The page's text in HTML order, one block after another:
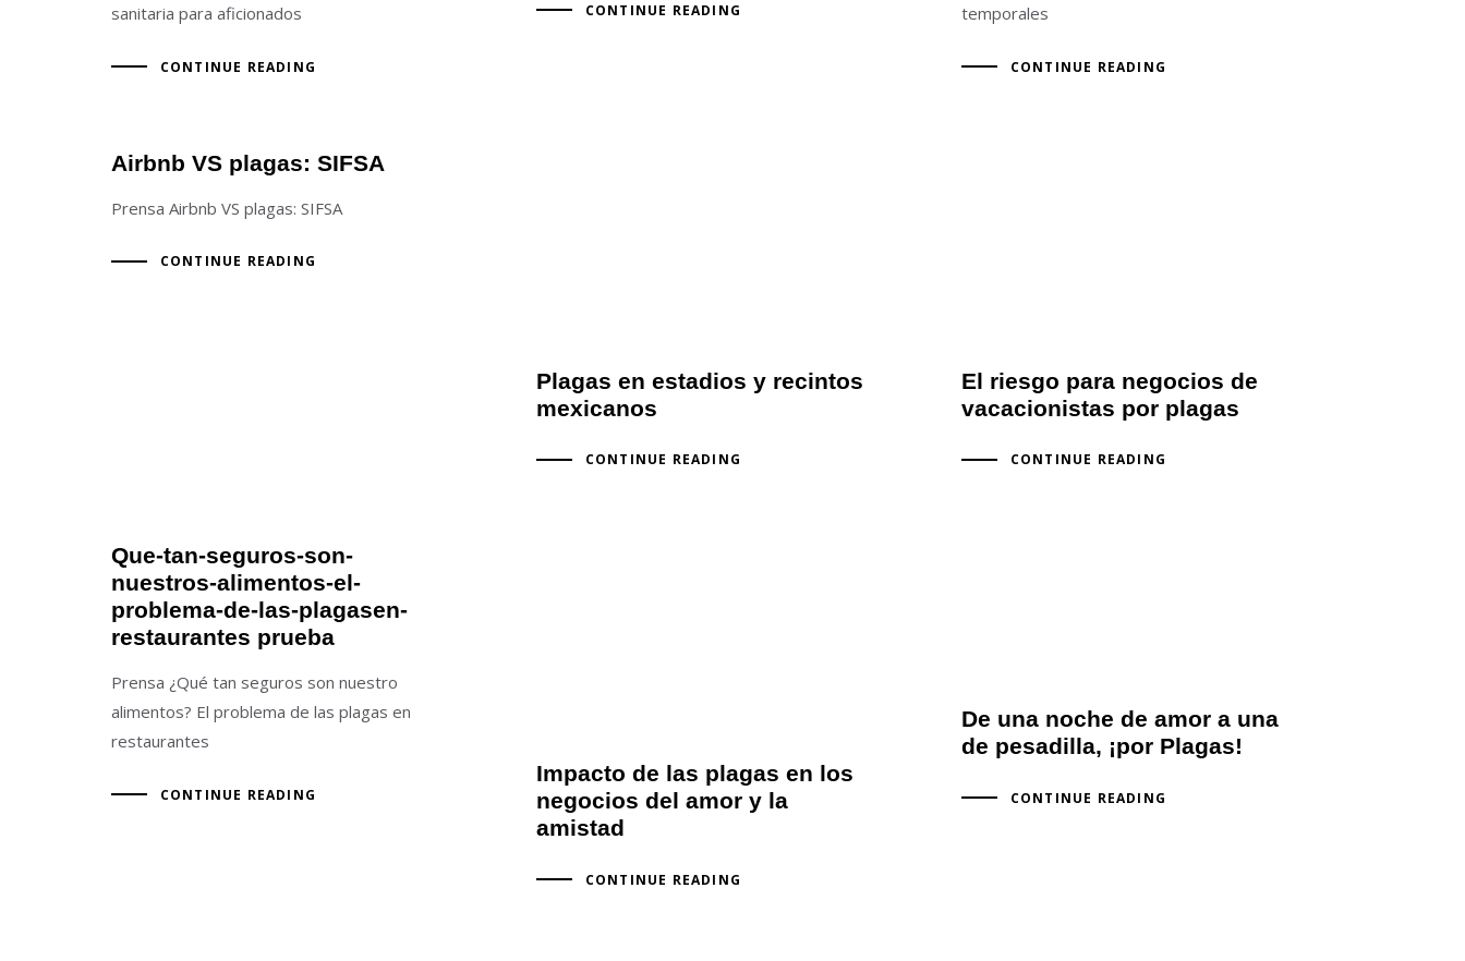
sanitaria para aficionados
CONTINUE READING
CONTINUE READING
temporales
CONTINUE READING
Airbnb VS plagas: SIFSA
Prensa Airbnb VS plagas: SIFSA
CONTINUE READING
Plagas en estadios y recintos
mexicanos
CONTINUE READING
El riesgo para negocios de
vacacionistas por plagas
CONTINUE READING
Que-tan-seguros-son-
nuestros-alimentos-el-
problema-de-las-plagasen-
restaurantes prueba
Prensa ¿Qué tan seguros son nuestro
alimentos? El problema de las plagas en
restaurantes
CONTINUE READING
Impacto de las plagas en los
negocios del amor y la
amistad
CONTINUE READING
De una noche de amor a una
de pesadilla, ¡por Plagas!
CONTINUE READING